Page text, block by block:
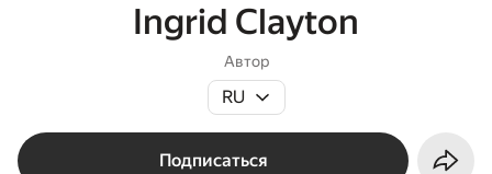
Ingrid Clayton
Автор
RU
Подписаться